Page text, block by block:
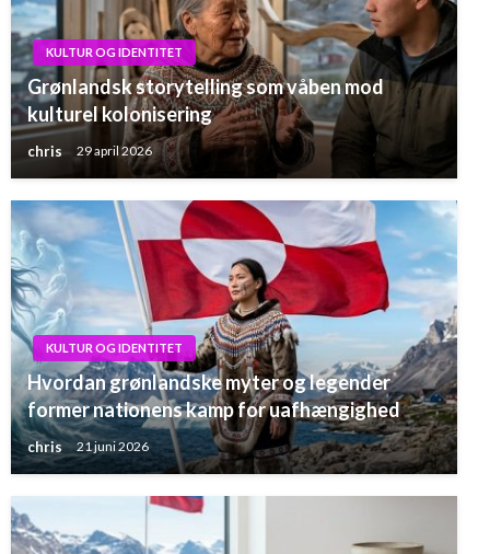
KULTUR OG IDENTITET
Grønlandsk storytelling som våben mod
kulturel kolonisering
chris 29 april 2026
KULTUR OG IDENTITET
Hvordan grønlandske myter og legender
former nationens kamp for uafhængighed
chris 21 juni 2026